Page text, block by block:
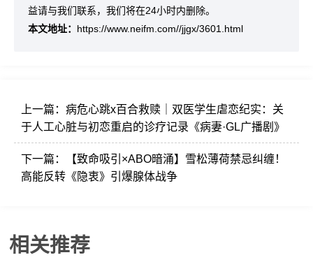
益请与我们联系，我们将在24小时内删除。
本文地址： https://www.neifm.com//jjgx/3601.html
上一篇： 病危心跳x百合救赎｜双医学生虐恋纪实：关
于人工心脏与初恋重启的诊疗记录《病妻·GL广播剧》
下一篇：
【致命吸引×ABO暗涌】雪松薄荷禁忌纠缠！
高能反转《隐衷》引爆腺体战争
相关推荐